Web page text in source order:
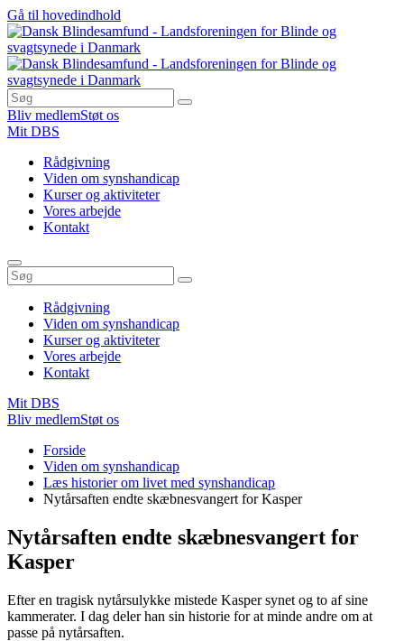
Gå til hovedindhold
Bliv medlemStøt os
Mit DBS
Rådgivning
Viden om synshandicap
Kurser og aktiviteter
Vores arbejde
Kontakt
Rådgivning
Viden om synshandicap
Kurser og aktiviteter
Vores arbejde
Kontakt
Mit DBS
Bliv medlemStøt os
Forside
Viden om synshandicap
Læs historier om livet med synshandicap
Nytårsaften endte skæbnesvangert for Kasper
Nytårsaften endte skæbnesvangert for
Kasper
Efter en tragisk nytårsulykke mistede Kasper synet og to af sine
kammerater. I dag deler han sin historie for at minde andre om at
passe på nytårsaften.